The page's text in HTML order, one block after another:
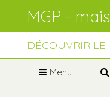
Aller
navigation
personnels
DÉCOUVRIR LE
Menu